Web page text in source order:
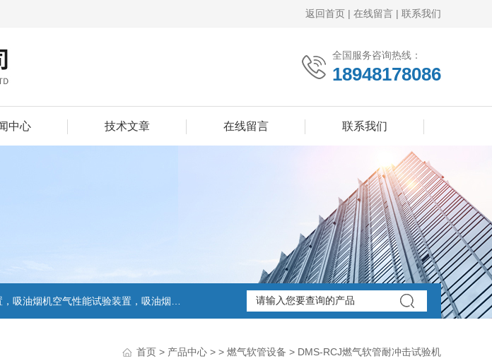
返回首页 | 在线留言 | 联系我们
全国服务咨询热线：
18948178086
中心 技术文章 在线留言 联系我们
重物冲击试验机,电池自由跌落试验机,电池燃烧试验机,电池洗涤试验机,电池挤压试验机
首页 > 产品中心 > > 燃气软管设备 > DMS-RCJ燃气软管耐冲击试验机